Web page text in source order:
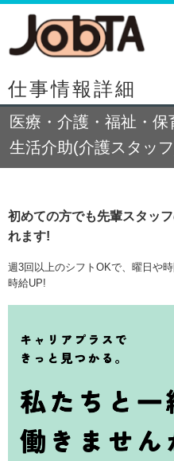
仕事情報詳細
医療・介護・福祉・
生活介助(介護スタッ
初めての方でも先輩スタッ
れます!
週3回以上のシフトOKで、曜日や
時給UP!